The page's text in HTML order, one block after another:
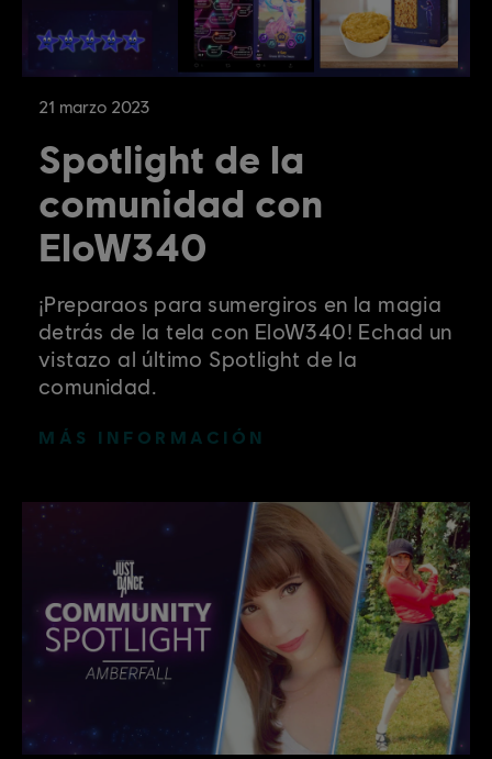
21 marzo 2023
Spotlight de la
comunidad con
EloW340
¡Preparaos para sumergiros en la magia
detrás de la tela con EloW340! Echad un
vistazo al último Spotlight de la
comunidad.
MÁS INFORMACIÓN